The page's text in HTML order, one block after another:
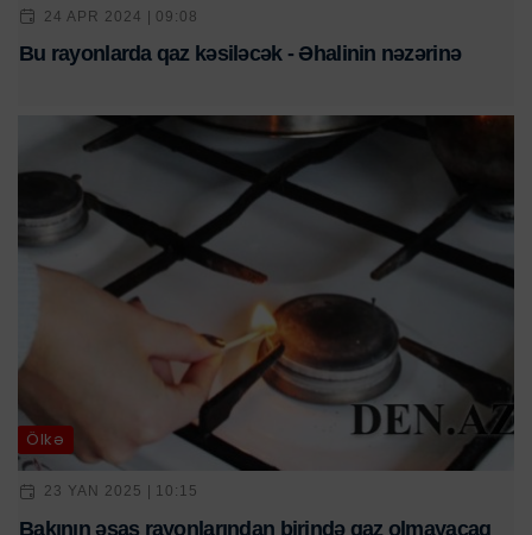
24 APR 2024 | 09:08
Bu rayonlarda qaz kəsiləcək - Əhalinin nəzərinə
Ölkə
23 YAN 2025 | 10:15
Bakının əsas rayonlarından birində qaz olmayacaq